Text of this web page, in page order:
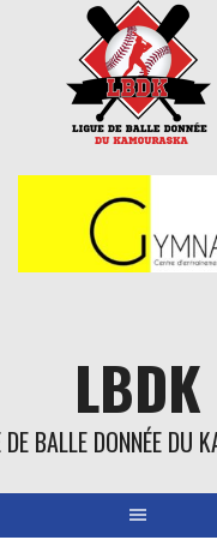
LBDK
DE BALLE DONNÉE DU